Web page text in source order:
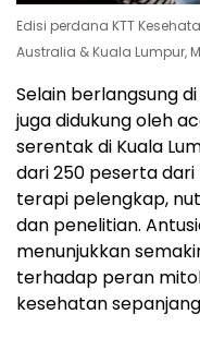
Edisi perdana KTT
Australia & Kuala Lumpur,
Selain berlangsung
juga didukung oleh
serentak di Kuala
dari 250 peserta
terapi pelengkap,
dan penelitian.
menunjukkan
terhadap peran
kesehatan